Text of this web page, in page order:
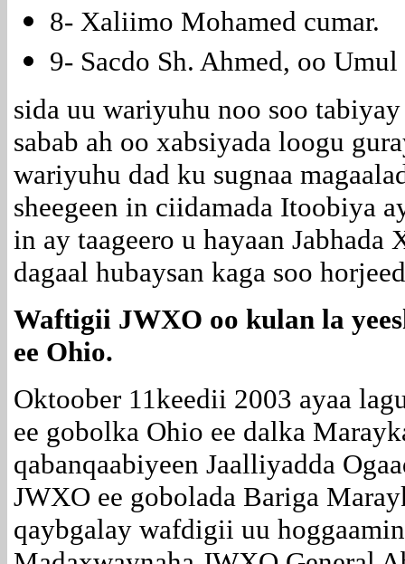
8- Xaliimo Mohamed cumar.
9- Sacdo Sh. Ahmed, oo Umul
sida uu wariyuhu noo soo
sabab ah oo xabsiyada loogu
wariyuhu dad ku sugnaa
sheegeen in ciidamada Itoobiya
in ay taageero u hayaan Jabhada
dagaal hubaysan kaga soo
Waftigii JWXO oo kulan la
ee Ohio.
Oktoober 11keedii 2003 ayaa
ee gobolka Ohio ee dalka
qabanqaabiyeen Jaalliyadda
JWXO ee gobolada Bariga
qaybgalay wafdigii uu